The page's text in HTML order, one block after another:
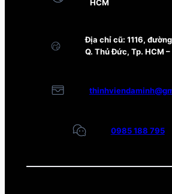
HCM
Địa chỉ cũ: 1116,
Q. Thủ Đức, Tp. HCM –
0985 188 795